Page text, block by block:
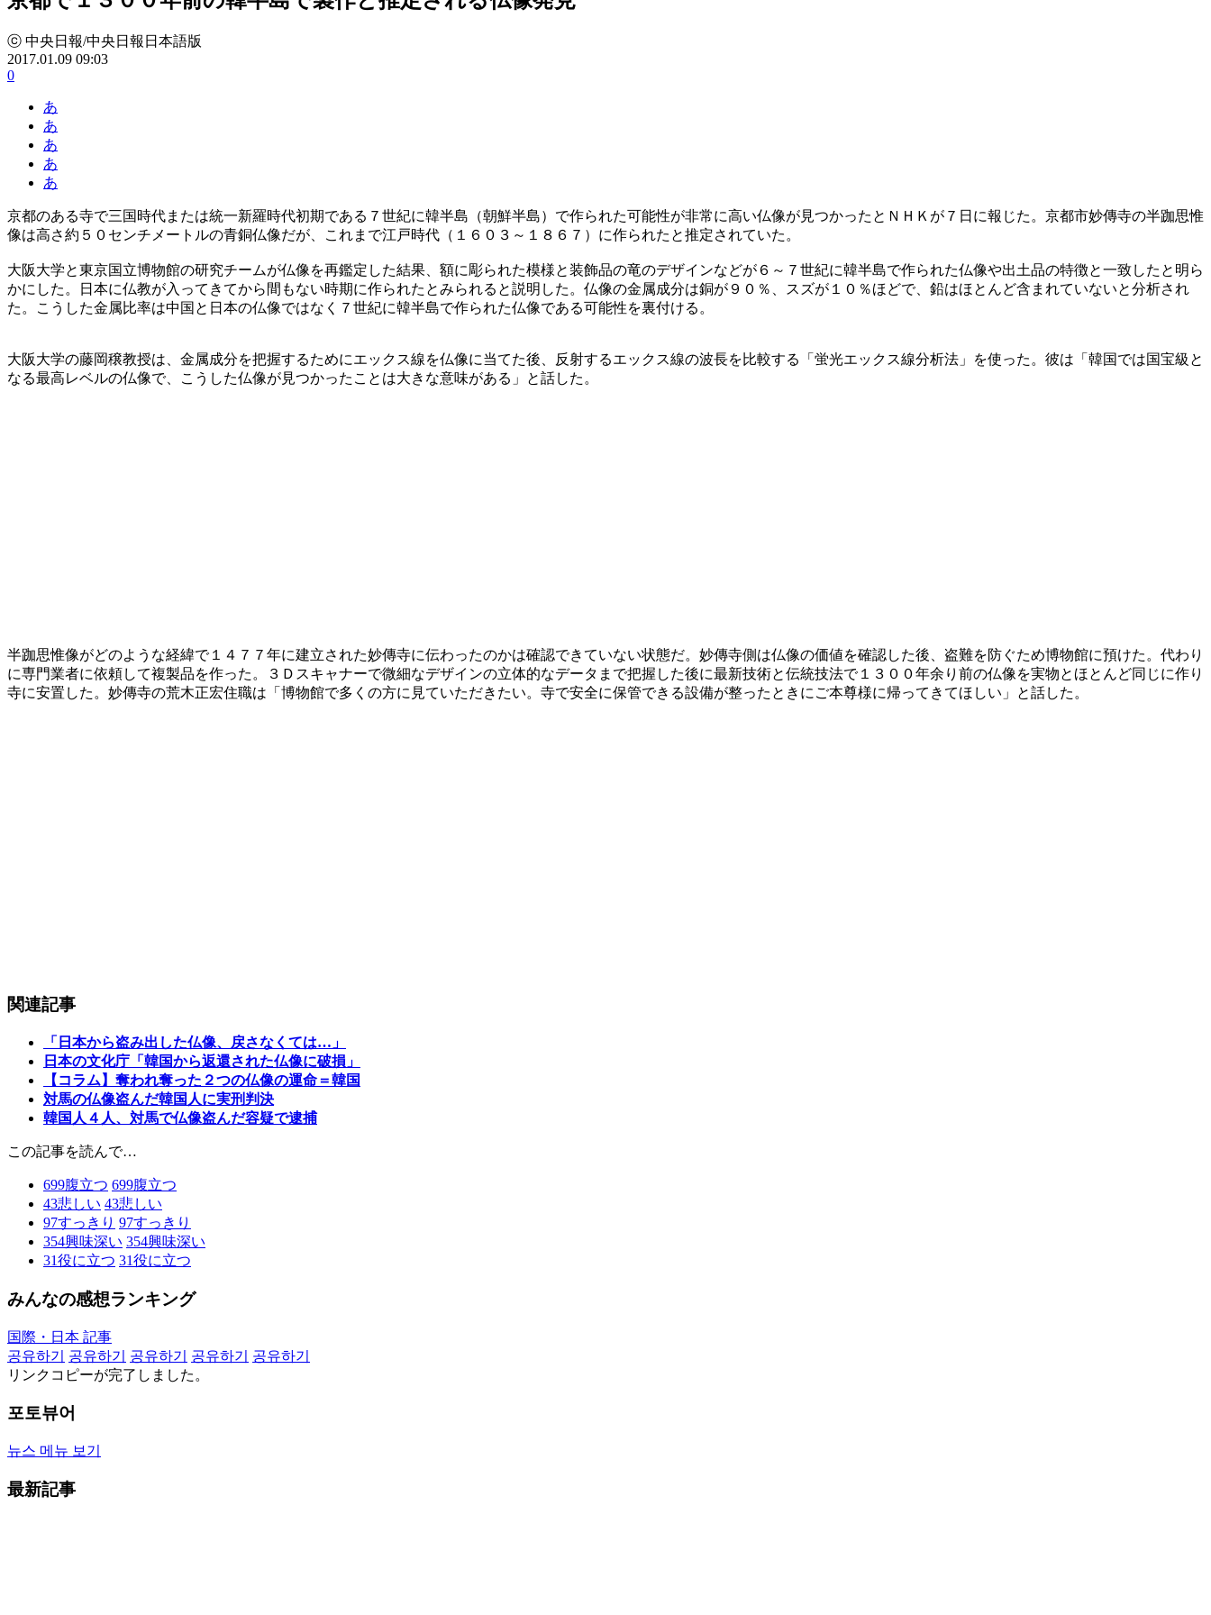
ⓒ 中央日報/中央日報日本語版
2017.01.09 09:03
0
あ
あ
あ
あ
あ
京都のある寺で三国時代または統一新羅時代初期である７世紀に韓半島（朝鮮半島）で作られた可能性が非常に高い仏像が見つかったとＮＨＫが７日に報じた。京都市妙傳寺の半跏思惟
像は高さ約５０センチメートルの青銅仏像だが、これまで江戸時代（１６０３～１８６７）に作られたと推定されていた。
大阪大学と東京国立博物館の研究チームが仏像を再鑑定した結果、額に彫られた模様と装飾品の竜のデザインなどが６～７世紀に韓半島で作られた仏像や出土品の特徴と一致したと明ら
かにした。日本に仏教が入ってきてから間もない時期に作られたとみられると説明した。仏像の金属成分は銅が９０％、スズが１０％ほどで、鉛はほとんど含まれていないと分析され
た。こうした金属比率は中国と日本の仏像ではなく７世紀に韓半島で作られた仏像である可能性を裏付ける。
大阪大学の藤岡穣教授は、金属成分を把握するためにエックス線を仏像に当てた後、反射するエックス線の波長を比較する「蛍光エックス線分析法」を使った。彼は「韓国では国宝級と
なる最高レベルの仏像で、こうした仏像が見つかったことは大きな意味がある」と話した。
半跏思惟像がどのような経緯で１４７７年に建立された妙傳寺に伝わったのかは確認できていない状態だ。妙傳寺側は仏像の価値を確認した後、盗難を防ぐため博物館に預けた。代わり
に専門業者に依頼して複製品を作った。３Ｄスキャナーで微細なデザインの立体的なデータまで把握した後に最新技術と伝統技法で１３００年余り前の仏像を実物とほとんど同じに作り
寺に安置した。妙傳寺の荒木正宏住職は「博物館で多くの方に見ていただきたい。寺で安全に保管できる設備が整ったときにご本尊様に帰ってきてほしい」と話した。
関連記事
「日本から盗み出した仏像、戻さなくては…」
日本の文化庁「韓国から返還された仏像に破損」
【コラム】奪われ奪った２つの仏像の運命＝韓国
対馬の仏像盗んだ韓国人に実刑判決
韓国人４人、対馬で仏像盗んだ容疑で逮捕
この記事を読んで…
699腹立つ 699腹立つ
43悲しい 43悲しい
97すっきり 97すっきり
354興味深い 354興味深い
31役に立つ 31役に立つ
みんなの感想ランキング
国際・日本 記事
공유하기
공유하기 공유하기 공유하기
공유하기
リンクコピーが完了しました。
포토뷰어
뉴스 메뉴 보기
最新記事